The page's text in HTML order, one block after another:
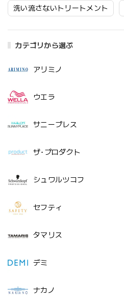
洗い流さないトリートメント
カテゴリから選ぶ
アリミノ
ウエラ
サニープレス
ザ･プロダクト
シュワルツコフ
セフティ
タマリス
デミ
ナカノ